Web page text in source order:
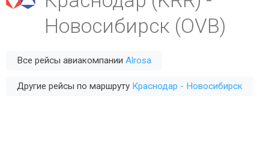
Новосибирск (OVB)
Все рейсы авиакомпании Alrosa
Другие рейсы по маршруту Краснодар - Новосибирск